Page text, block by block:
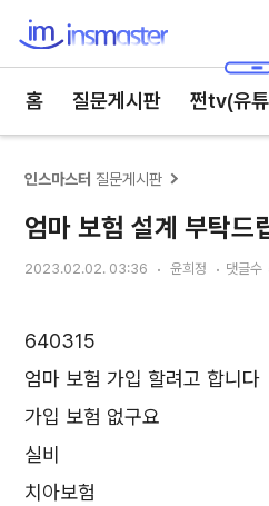
홈 질문게시판 쩐tv(유
인스마스터 질문게시판
엄마 보험 설계 부탁드
2023.02.02. 03:36 윤희정 댓글수
640315
엄마 보험 가입 할려고 합니다
가입 보험 없구요
실비
치아보험